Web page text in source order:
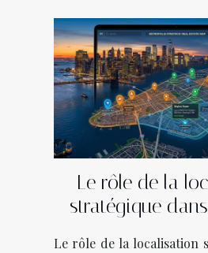
Le rôle de la
stratégique
Le rôle de la localisation